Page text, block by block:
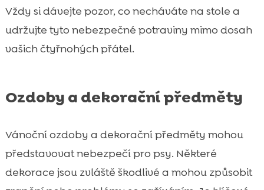
Vždy si dávejte pozor, co necháváte na stole a
udržujte tyto nebezpečné potraviny mimo dosah
vašich čtyřnohých přátel.
Ozdoby a dekorační předměty
Vánoční ozdoby a dekorační předměty mohou
představovat nebezpečí pro psy. Některé
dekorace jsou zvláště škodlivé a mohou způsobit